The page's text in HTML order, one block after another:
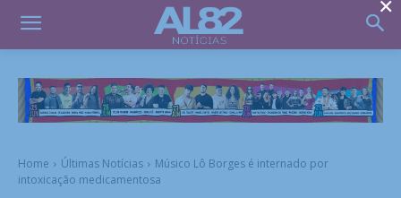
Home Últimas Notícias
Músico Lô Borges é internado por
intoxicação medicamentosa